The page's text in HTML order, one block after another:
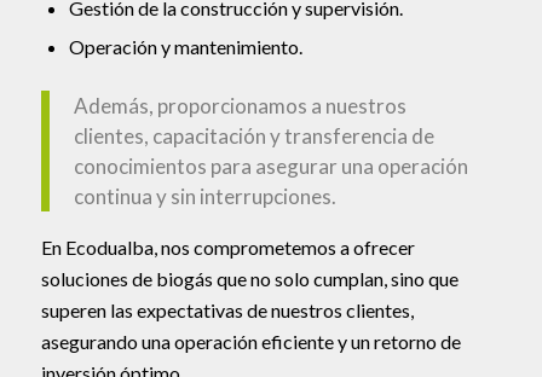
Gestión de la construcción y supervisión.
Operación y mantenimiento.
Además, proporcionamos a nuestros
clientes, capacitación y transferencia de
conocimientos para asegurar una operación
continua y sin interrupciones.
En Ecodualba, nos comprometemos a ofrecer
soluciones de biogás que no solo cumplan, sino que
superen las expectativas de nuestros clientes,
asegurando una operación eficiente y un retorno de